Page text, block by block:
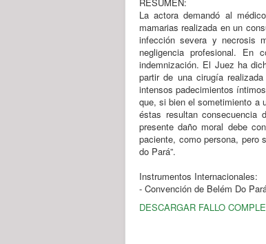
La actora demandó al
mamarias realizada en un
infección severa y necrosis
negligencia profesional.
indemnización. El Juez ha
partir de una cirugía
intensos padecimientos
que, si bien el sometimiento a
éstas resultan
presente daño moral debe
paciente, como persona, pero
do Pará”.
Instrumentos Internacionales:
- Convención de Belém Do
DESCARGAR FALLO